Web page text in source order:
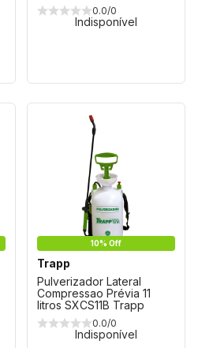
0.0/0
Indisponível
10% Off
Trapp
Pulverizador Lateral
Compressao Prévia 11
litros SXCS11B Trapp
0.0/0
Indisponível